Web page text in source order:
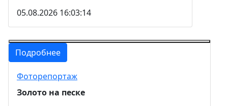
05.08.2026 16:03:14
Подробнее
Фоторепортаж
Золото на песке